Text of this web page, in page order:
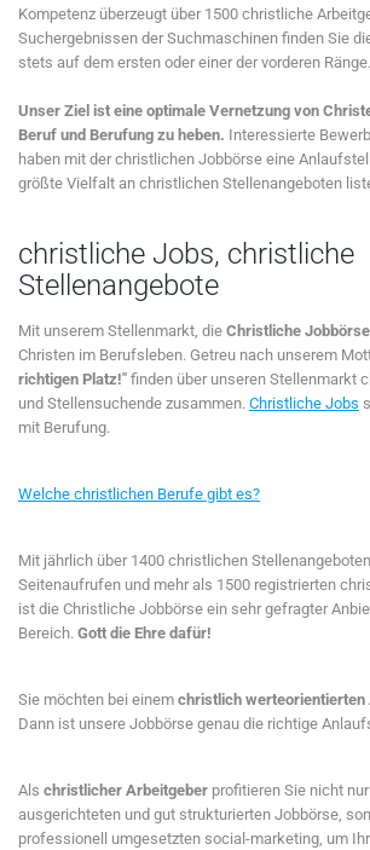
Kompetenz überzeugt über 1500 christliche
Suchergebnissen der Suchmaschinen finden Sie
stets auf dem ersten oder einer der vorderen Ränge.
Unser Ziel ist eine optimale Vernetzung von
Beruf und Berufung zu heben. Interessierte
haben mit der christlichen Jobbörse eine
größte Vielfalt an christlichen Stellenangeboten
christliche Jobs, christliche
Stellenangebote
Mit unserem Stellenmarkt, die Christliche Jobbörse
Christen im Berufsleben. Getreu nach unserem
richtigen Platz!" finden über unseren Stellenmarkt
und Stellensuchende zusammen. Christliche Jobs
mit Berufung.
Welche christlichen Berufe gibt es?
Mit jährlich über 1400 christlichen
Seitenaufrufen und mehr als 1500 registrierten
ist die Christliche Jobbörse ein sehr gefragter
Bereich. Gott die Ehre dafür!
Sie möchten bei einem christlich werteorientierten
Dann ist unsere Jobbörse genau die richtige
Als christlicher Arbeitgeber profitieren Sie nicht
ausgerichteten und gut strukturierten Jobbörse,
professionell umgesetzten social-marketing, um